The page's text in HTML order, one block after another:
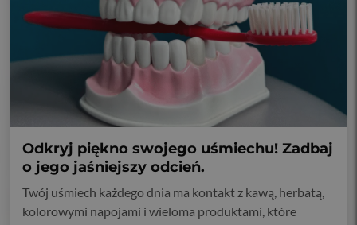
Odkryj piękno swojego uśmiechu! Zadbaj
o jego jaśniejszy odcień.
Twój uśmiech każdego dnia ma kontakt z kawą, herbatą,
kolorowymi napojami i wieloma produktami, które